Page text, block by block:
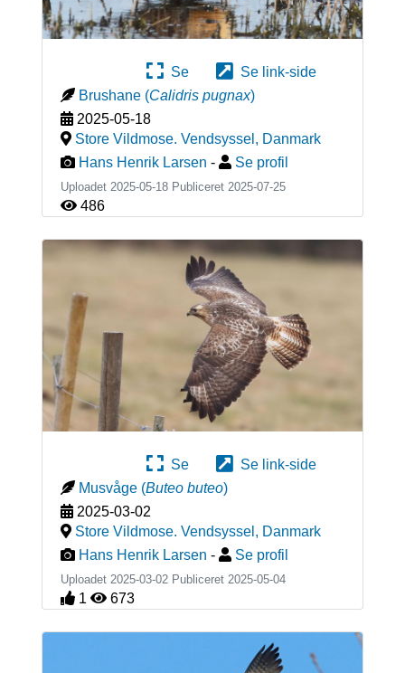
Se
Se link-side
Brushane (Calidris pugnax)
2025-05-18
Store Vildmose. Vendsyssel , Danmark
Hans Henrik Larsen - Se profil
Uploadet 2025-05-18 Publiceret 2025-07-25
486
Se
Se link-side
Musvåge (Buteo buteo)
2025-03-02
Store Vildmose. Vendsyssel , Danmark
Hans Henrik Larsen - Se profil
Uploadet 2025-03-02 Publiceret 2025-05-04
1 673